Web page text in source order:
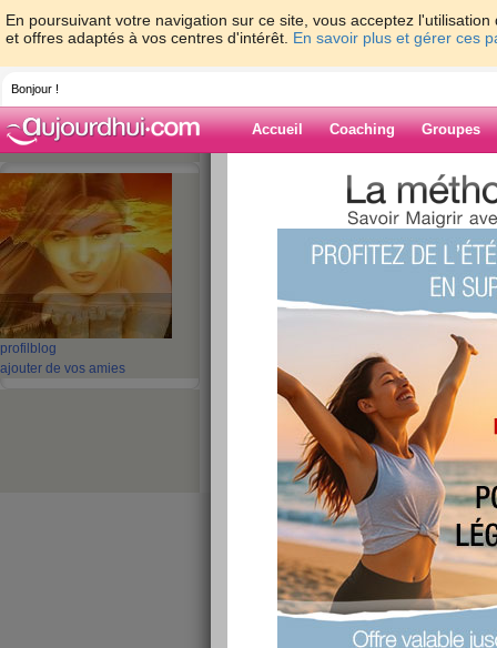
En poursuivant votre navigation sur ce site, vous acceptez
et offres adaptés à vos centres d'intérêt. En savoir plus et gérer ces
Bonjour !
Accueil Coaching Groupes
profil blog
ajouter de vos amies
> > BONJOUR
Blog de clodie
BONJOUR A
Comment allez vous les
une chaleur sibérienne
que je passe vous faire
m'énerve mais bon, il va
aura pas le choix, lol
sinon, j'aspire que le
ras le bol de ce temps
serais bien rester au lit ce
ce moment surement le